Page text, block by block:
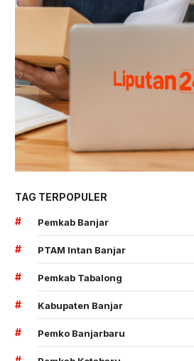
TAG TERPOPULER
#
Pemkab Banjar
# PTAM Intan Banjar
# Pemkab Tabalong
# Kabupaten Banjar
# Pemko Banjarbaru